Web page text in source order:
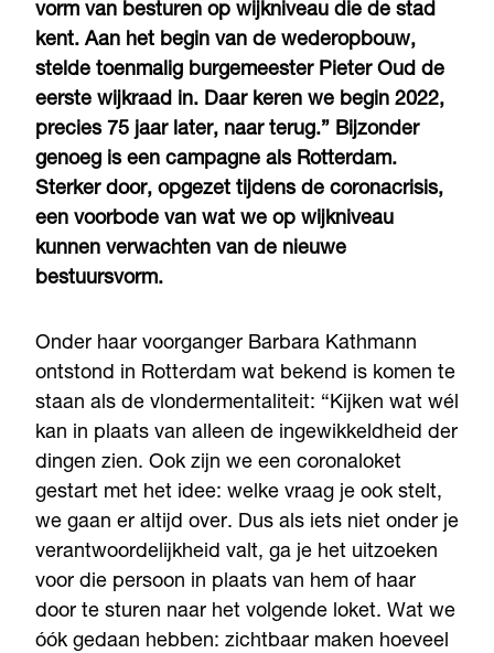
vorm van besturen op wijkniveau die de stad
kent. Aan het begin van de wederopbouw,
stelde toenmalig burgemeester Pieter Oud de
eerste wijkraad in. Daar keren we begin 2022,
precies 75 jaar later, naar terug.” Bijzonder
genoeg is een campagne als Rotterdam.
Sterker door, opgezet tijdens de coronacrisis,
een voorbode van wat we op wijkniveau
kunnen verwachten van de nieuwe
bestuursvorm.
Onder haar voorganger Barbara Kathmann
ontstond in Rotterdam wat bekend is komen te
staan als de vlondermentaliteit: “Kijken wat wél
kan in plaats van alleen de ingewikkeldheid der
dingen zien. Ook zijn we een coronaloket
gestart met het idee: welke vraag je ook stelt,
we gaan er altijd over. Dus als iets niet onder je
verantwoordelijkheid valt, ga je het uitzoeken
voor die persoon in plaats van hem of haar
door te sturen naar het volgende loket. Wat we
óók gedaan hebben: zichtbaar maken hoeveel